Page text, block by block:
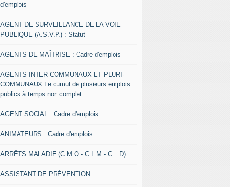
d'emplois
AGENT DE SURVEILLANCE DE LA VOIE
PUBLIQUE (A.S.V.P.) : Statut
AGENTS DE MAÎTRISE : Cadre d'emplois
AGENTS INTER-COMMUNAUX ET PLURI-
COMMUNAUX Le cumul de plusieurs emplois
publics à temps non complet
AGENT SOCIAL : Cadre d'emplois
ANIMATEURS : Cadre d'emplois
ARRÊTS MALADIE (C.M.O - C.L.M - C.L.D)
ASSISTANT DE PRÉVENTION